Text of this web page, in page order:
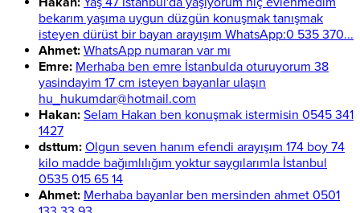
bekarım yaşıma uygun düzgün konuşmak tanışmak
isteyen dürüst bir bayan arayışım WhatsApp:0 535 370...
Ahmet: WhatsApp numaran var mı
Emre: Merhaba ben emre İstanbulda oturuyorum 38
yasindayim 17 cm isteyen bayanlar ulaşın
hu_hukumdar@hotmail.com
Hakan: Selam Hakan ben konuşmak istermisin 0545 341
1427
dsttum: Olgun seven hanım efendi arayışım 174 boy 74
kilo madde bağımlılığım yoktur saygılarımla İstanbul
0535 015 65 14
Ahmet: Merhaba bayanlar ben mersinden ahmet 0501